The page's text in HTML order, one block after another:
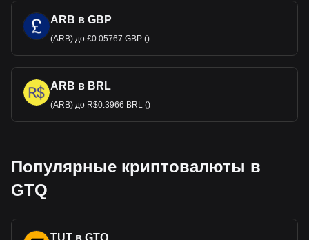
ARB в GBP
(ARB) до £0.05767 GBP ()
ARB в BRL
(ARB) до R$0.3966 BRL ()
Популярные криптовалюты в
GTQ
TUT в GTQ